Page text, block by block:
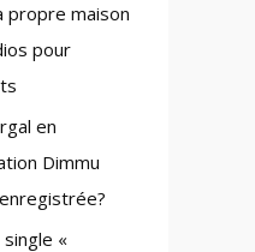
propre maison
pour
en
Dimmu
«